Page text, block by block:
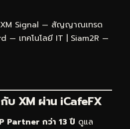
XM Signal — สัญญาณเทรด
— เทคโนโลยี IT | Siam2R —
บ XM ผ่าน iCafeFX
Partner กว่า 13 ปี ดูแล